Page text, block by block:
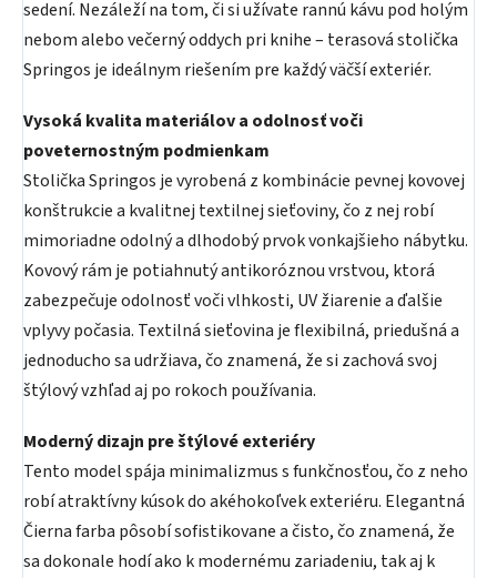
sedení. Nezáleží na tom, či si užívate rannú kávu pod holým
nebom alebo večerný oddych pri knihe – terasová stolička
Springos je ideálnym riešením pre každý väčší exteriér.
Vysoká kvalita materiálov a odolnosť voči
poveternostným podmienkam
Stolička Springos je vyrobená z kombinácie pevnej kovovej
konštrukcie a kvalitnej textilnej sieťoviny, čo z nej robí
mimoriadne odolný a dlhodobý prvok vonkajšieho nábytku.
Kovový rám je potiahnutý antikoróznou vrstvou, ktorá
zabezpečuje odolnosť voči vlhkosti, UV žiarenie a ďalšie
vplyvy počasia. Textilná sieťovina je flexibilná, priedušná a
jednoducho sa udržiava, čo znamená, že si zachová svoj
štýlový vzhľad aj po rokoch používania.
Moderný dizajn pre štýlové exteriéry
Tento model spája minimalizmus s funkčnosťou, čo z neho
robí atraktívny kúsok do akéhokoľvek exteriéru. Elegantná
Čierna farba pôsobí sofistikovane a čisto, čo znamená, že
sa dokonale hodí ako k modernému zariadeniu, tak aj k